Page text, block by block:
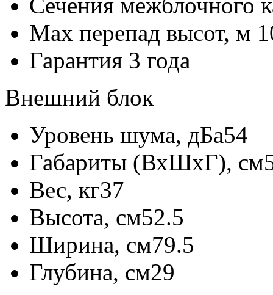
Max перепад высот, м
Гарантия 3 года
Внешний блок
Уровень шума, дБа54
Габариты (ВхШхГ), см
Вес, кг37
Высота, см52.5
Ширина, см79.5
Глубина, см29